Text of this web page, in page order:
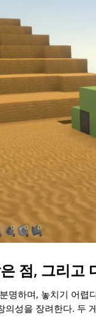
점, 그리고
명하며, 놓치기 어렵
의성을 장려한다. 두